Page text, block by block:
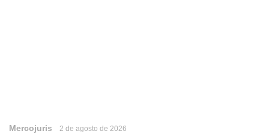
Mercojuris 2 de agosto de 2026